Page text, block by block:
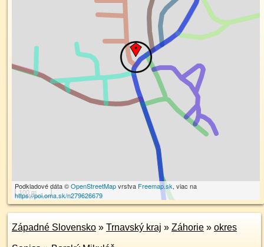
100 m
Podkladové dáta ©OpenStreetMapvrstva Freemap.sk, viac na
https://poi.oma.sk/n279626679
Západné Slovensko » Trnavský kraj » Záhorie » okres